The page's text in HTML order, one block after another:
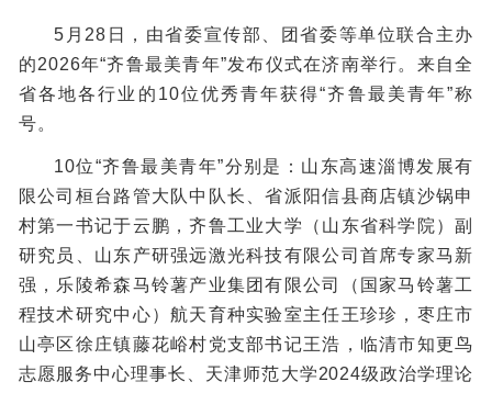
5月28日，由省委宣传部、团省委等单位联合主办
的2026年“齐鲁最美青年”发布仪式在济南举行。来自全
省各地各行业的10位优秀青年获得“齐鲁最美青年”称
号。
10位“齐鲁最美青年”分别是：山东高速淄博发展有
限公司桓台路管大队中队长、省派阳信县商店镇沙锅申
村第一书记于云鹏，齐鲁工业大学（山东省科学院）副
研究员、山东产研强远激光科技有限公司首席专家马新
强，乐陵希森马铃薯产业集团有限公司（国家马铃薯工
程技术研究中心）航天育种实验室主任王珍珍，枣庄市
山亭区徐庄镇藤花峪村党支部书记王浩，临清市知更鸟
志愿服务中心理事长、天津师范大学2024级政治学理论